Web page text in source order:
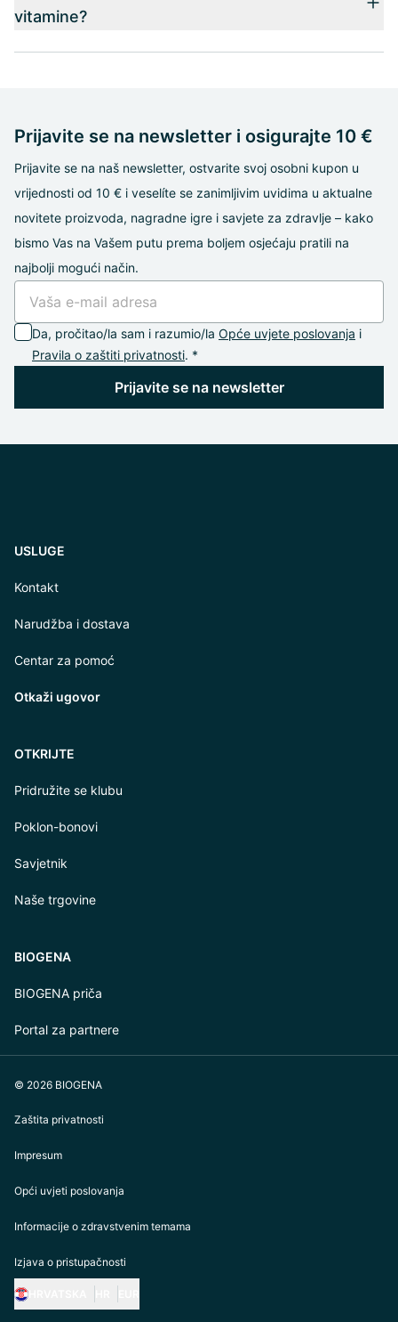
vitamine?
Prijavite se na newsletter i osigurajte 10 €
Prijavite se na naš newsletter, ostvarite svoj osobni kupon u
vrijednosti od 10 € i veselíte se zanimljivim uvidima u aktualne
novitete proizvoda, nagradne igre i savjete za zdravlje – kako
bismo Vas na Vašem putu prema boljem osjećaju pratili na
najbolji mogući način.
Da, pročitao/la sam i razumio/la Opće uvjete poslovanja i
Pravila o zaštiti privatnosti. *
Prijavite se na newsletter
USLUGE
Kontakt
Narudžba i dostava
Centar za pomoć
Otkaži ugovor
OTKRIJTE
Pridružite se klubu
Poklon-bonovi
Savjetnik
Naše trgovine
BIOGENA
BIOGENA priča
Portal za partnere
© 2026 BIOGENA
Zaštita privatnosti
Impresum
Opći uvjeti poslovanja
Informacije o zdravstvenim temama
Izjava o pristupačnosti